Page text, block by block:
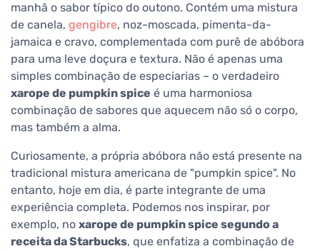
manhã o sabor típico do outono. Contém uma mistura
de canela, gengibre, noz-moscada, pimenta-da-
jamaica e cravo, complementada com purê de abóbora
para uma leve doçura e textura. Não é apenas uma
simples combinação de especiarias – o verdadeiro
xarope de pumpkin spice é uma harmoniosa
combinação de sabores que aquecem não só o corpo,
mas também a alma.
Curiosamente, a própria abóbora não está presente na
tradicional mistura americana de "pumpkin spice". No
entanto, hoje em dia, é parte integrante de uma
experiência completa. Podemos nos inspirar, por
exemplo, no xarope de pumpkin spice segundo a
receita da Starbucks, que enfatiza a combinação de